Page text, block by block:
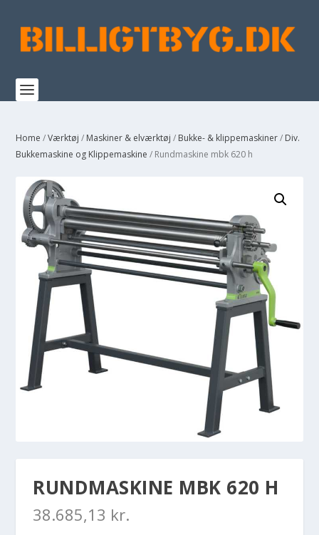
Home /Værktøj / Maskiner & elværktøj / Bukke- & klippemaskiner/ Div.
Bukkemaskine og Klippemaskine / Rundmaskine mbk 620 h
RUNDMASKINE MBK 620 H
38.685,13 kr.